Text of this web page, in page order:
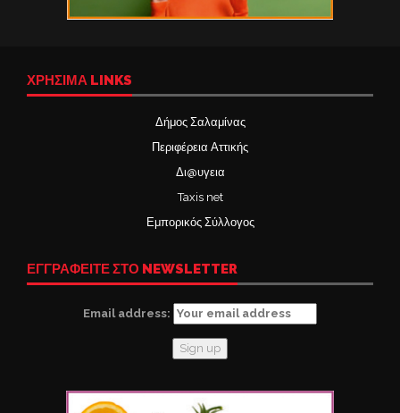
ΧΡΉΣΙΜΑ LINKS
Δήμος Σαλαμίνας
Περιφέρεια Αττικής
Δι@υγεια
Taxis net
Εμπορικός Σύλλογος
ΕΓΓΡΑΦΕΙΤΕ ΣΤΟ NEWSLETTER
Email address: